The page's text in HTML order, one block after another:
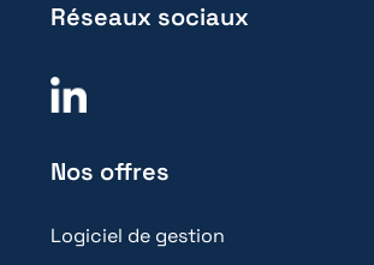
Réseaux sociaux
Nos offres
Logiciel de gestion